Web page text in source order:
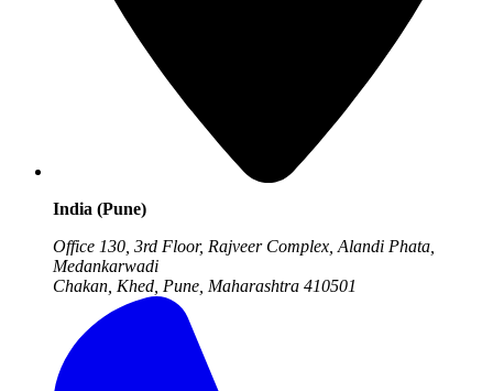
India (Pune)
Office 130, 3rd Floor, Rajveer Complex, Alandi Phata,
Medankarwadi
Chakan, Khed, Pune, Maharashtra 410501